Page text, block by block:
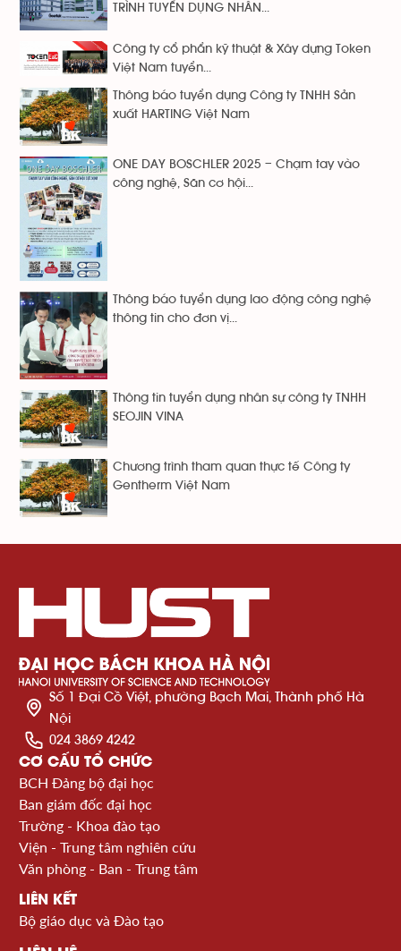
TRÌNH TUYỂN DỤNG NHÂN...
Công ty cổ phẩn kỹ thuật & Xây dựng Token
Việt Nam tuyển...
Thông báo tuyển dụng Công ty TNHH Sản
xuất HARTING Việt Nam
ONE DAY BOSCHLER 2025 – Chạm tay vào
công nghệ, Săn cơ hội...
Thông báo tuyển dụng lao động công nghệ
thông tin cho đơn vị...
Thông tin tuyển dụng nhân sự công ty TNHH
SEOJIN VINA
Chương trình tham quan thực tế Công ty
Gentherm Việt Nam
Số 1 Đại Cồ Việt, phường Bạch Mai, Thành phố Hà
Nội
024 3869 4242
CƠ CẤU TỔ CHỨC
BCH Đảng bộ đại học
Ban giám đốc đại học
Trường - Khoa đào tạo
Viện - Trung tâm nghiên cứu
Văn phòng - Ban - Trung tâm
LIÊN KẾT
Bộ giáo dục và Đào tạo